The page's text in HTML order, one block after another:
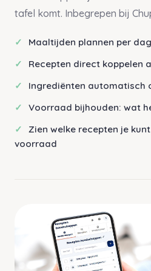
tafel komt. Inbegrepen bij
Maaltijden plannen per
Recepten direct koppelen
Ingrediënten automatisch
Voorraad bijhouden: wat
Zien welke recepten je
voorraad